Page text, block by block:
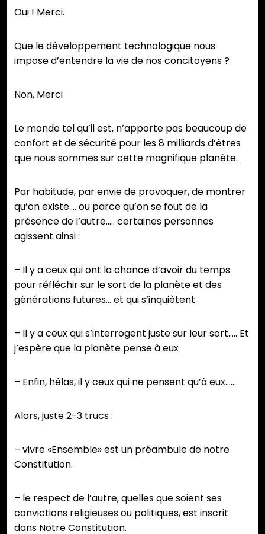
Oui ! Merci.
Que le développement technologique nous
impose d’entendre la vie de nos concitoyens ?
Non, Merci
Le monde tel qu’il est, n’apporte pas beaucoup de
confort et de sécurité pour les 8 milliards d’êtres
que nous sommes sur cette magnifique planète.
Par habitude, par envie de provoquer, de montrer
qu’on existe…. ou parce qu’on se fout de la
présence de l’autre….. certaines personnes
agissent ainsi :
– Il y a ceux qui ont la chance d’avoir du temps
pour réfléchir sur le sort de la planète et des
générations futures… et qui s’inquiètent
– Il y a ceux qui s’interrogent juste sur leur sort….. Et
j’espère que la planète pense à eux
– Enfin, hélas, il y ceux qui ne pensent qu’à eux……
Alors, juste 2-3 trucs :
– vivre «Ensemble» est un préambule de notre
Constitution.
– le respect de l’autre, quelles que soient ses
convictions religieuses ou politiques, est inscrit
dans Notre Constitution.